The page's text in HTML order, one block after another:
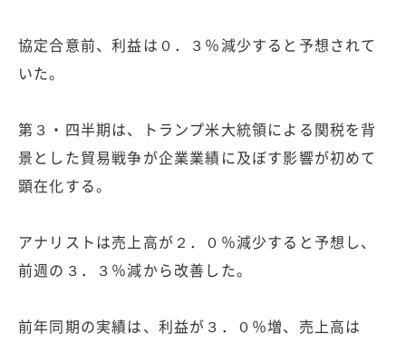
協定合意前、利益は０．３％減少すると予想されて
いた。
第３・四半期は、トランプ米大統領による関税を背
景とした貿易戦争が企業業績に及ぼす影響が初めて
顕在化する。
アナリストは売上高が２．０％減少すると予想し、
前週の３．３％減から改善した。
前年同期の実績は、利益が３．０％増、売上高は